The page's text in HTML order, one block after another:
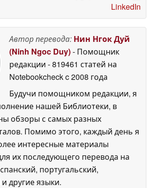
LinkedIn
Автор перевода: Нин Нгок Дуй
(Ninh Ngoc Duy)- Помощник
редакции - 819461 статей на
Notebookcheckc 2008 года
Будучи помощником редакции, я
нашей Библиотеки, в
обзоры с самых разных
Помимо этого, каждый день я
интересные материалы
их последующего перевода на
португальский,
другие языки.